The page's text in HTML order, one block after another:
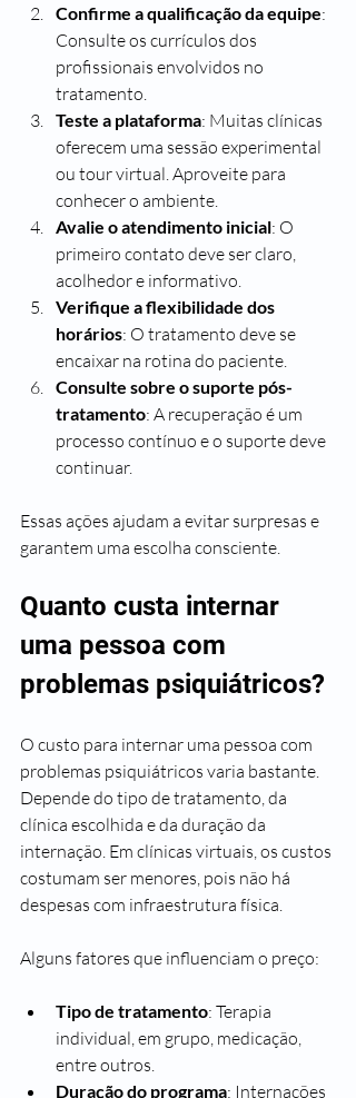
Confirme a qualificação da equipe:
Consulte os currículos dos
profissionais envolvidos no
tratamento.
Teste a plataforma: Muitas clínicas
oferecem uma sessão experimental
ou tour virtual. Aproveite para
conhecer o ambiente.
Avalie o atendimento inicial: O
primeiro contato deve ser claro,
acolhedor e informativo.
Verifique a flexibilidade dos
horários: O tratamento deve se
encaixar na rotina do paciente.
Consulte sobre o suporte pós-
tratamento: A recuperação é um
processo contínuo e o suporte deve
continuar.
Essas ações ajudam a evitar surpresas e
garantem uma escolha consciente.
Quanto custa internar
uma pessoa com
problemas psiquiátricos?
O custo para internar uma pessoa com
problemas psiquiátricos varia bastante.
Depende do tipo de tratamento, da
clínica escolhida e da duração da
internação. Em clínicas virtuais, os custos
costumam ser menores, pois não há
despesas com infraestrutura física.
Alguns fatores que influenciam o preço:
Tipo de tratamento: Terapia
individual, em grupo, medicação,
entre outros.
Duração do programa: Internações